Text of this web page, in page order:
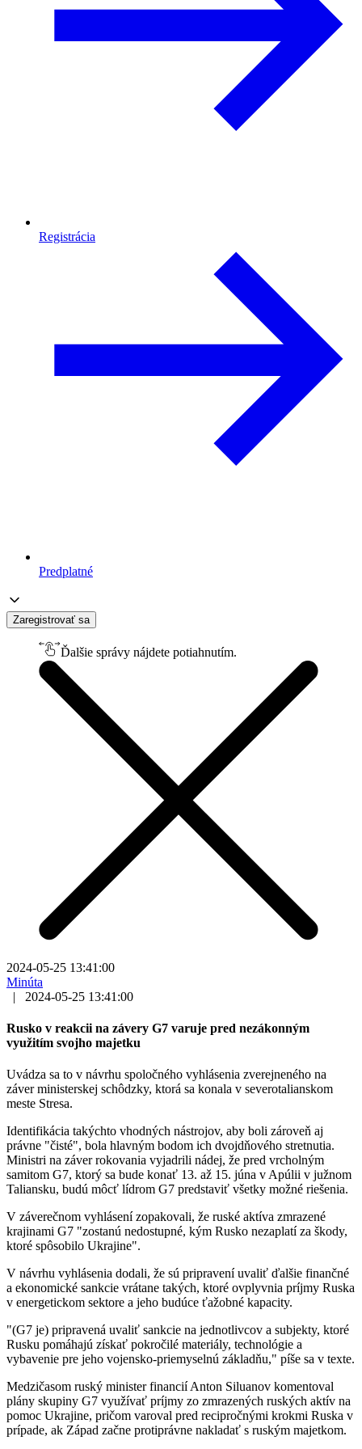
Registrácia
Predplatné
Zaregistrovať sa
Ďalšie správy nájdete potiahnutím.
2024-05-25 13:41:00
Minúta
|
2024-05-25 13:41:00
Rusko v reakcii na závery G7 varuje pred nezákonným
využitím svojho majetku
Uvádza sa to v návrhu spoločného vyhlásenia zverejneného na
záver ministerskej schôdzky, ktorá sa konala v severotalianskom
meste Stresa.
Identifikácia takýchto vhodných nástrojov, aby boli zároveň aj
právne "čisté", bola hlavným bodom ich dvojdňového stretnutia.
Ministri na záver rokovania vyjadrili nádej, že pred vrcholným
samitom G7, ktorý sa bude konať 13. až 15. júna v Apúlii v južnom
Taliansku, budú môcť lídrom G7 predstaviť všetky možné riešenia.
V záverečnom vyhlásení zopakovali, že ruské aktíva zmrazené
krajinami G7 "zostanú nedostupné, kým Rusko nezaplatí za škody,
ktoré spôsobilo Ukrajine".
V návrhu vyhlásenia dodali, že sú pripravení uvaliť ďalšie finančné
a ekonomické sankcie vrátane takých, ktoré ovplyvnia príjmy Ruska
v energetickom sektore a jeho budúce ťažobné kapacity.
"(G7 je) pripravená uvaliť sankcie na jednotlivcov a subjekty, ktoré
Rusku pomáhajú získať pokročilé materiály, technológie a
vybavenie pre jeho vojensko-priemyselnú základňu," píše sa v texte.
Medzičasom ruský minister financií Anton Siluanov komentoval
plány skupiny G7 využívať príjmy zo zmrazených ruských aktív na
pomoc Ukrajine, pričom varoval pred recipročnými krokmi Ruska v
prípade, ak Západ začne protiprávne nakladať s ruským majetkom.